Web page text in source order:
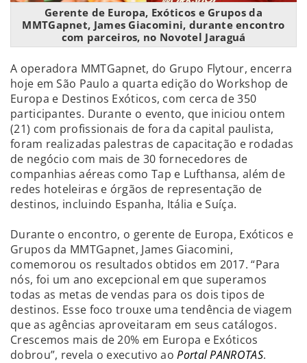
Gerente de Europa, Exóticos e Grupos da
MMTGapnet, James Giacomini, durante encontro
com parceiros, no Novotel Jaraguá
A operadora MMTGapnet, do Grupo Flytour, encerra
hoje em São Paulo a quarta edição do Workshop de
Europa e Destinos Exóticos, com cerca de 350
participantes. Durante o evento, que iniciou ontem
(21) com profissionais de fora da capital paulista,
foram realizadas palestras de capacitação e rodadas
de negócio com mais de 30 fornecedores de
companhias aéreas como Tap e Lufthansa, além de
redes hoteleiras e órgãos de representação de
destinos, incluindo Espanha, Itália e Suíça.
Durante o encontro, o gerente de Europa, Exóticos e
Grupos da MMTGapnet, James Giacomini,
comemorou os resultados obtidos em 2017. “Para
nós, foi um ano excepcional em que superamos
todas as metas de vendas para os dois tipos de
destinos. Esse foco trouxe uma tendência de viagem
que as agências aproveitaram em seus catálogos.
Crescemos mais de 20% em Europa e Exóticos
dobrou”, revela o executivo aoPortal PANROTAS.